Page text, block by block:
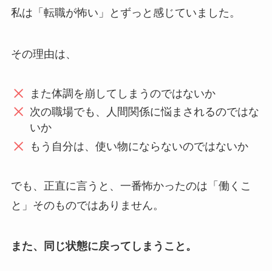
私は「転職が怖い」とずっと感じていました。
その理由は、
また体調を崩してしまうのではないか
次の職場でも、人間関係に悩まされるのではな
いか
もう自分は、使い物にならないのではないか
でも、正直に言うと、一番怖かったのは「働くこ
と」そのものではありません。
また、同じ状態に戻ってしまうこと。